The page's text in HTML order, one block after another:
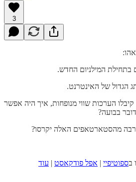
3
בתחילת המילניום החדש.
הגדול של האינטרנט.
הערכות שווי מנופחות, איך היה אפשר
בבועה?
מהסטארטאפים האלה יקרסו?
בספוטיפיי | אפל פודקאסט | עוד